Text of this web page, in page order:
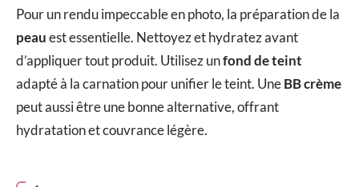
Pour un rendu impeccable en photo, la préparation de la
peauest essentielle. Nettoyez et hydratez avant
d’appliquer tout produit. Utilisez unfond de teint
adapté à la carnation pour unifier le teint. UneBB crème
peut aussi être une bonne alternative, offrant
hydratation et couvrance légère.